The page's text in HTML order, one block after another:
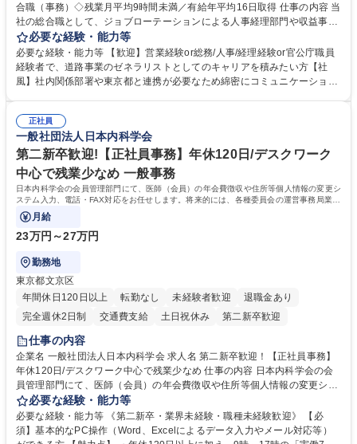
合職（事務）◇残業月平均9時間未満／有給年平均16日取得 仕事の内容 当
社の総合職として、ジョブローテーションによる人事経理部門や収益事業
等のフロント部門の部署等幅広い部署での業務をお任せいたします。研修
制度やキャリア支援が充実しております！ ※下記業務詳細 【業務詳細】■
管理部門：広報、人事、経理など当公社の運営に係る管理業務 ■収益部
門：駐車場の新規開拓、管理運営、新宿駅西口広場の「イベントコーナ
道路施設や道路工事現場の見学ツアー事業 ※入社後は上記いずれかの部門
へ配属。※業務内容変更の範囲：会社の定める業務 募集職種 【都庁グル
ープ】総合職（事務）◇残業月平均9時間未満／有給年平均16日取得
必要な経験・能力等
必要な経験・能力等 【歓迎】営業経験or総務/人事/経理経験or官公庁職員
経験者で、道路事業のゼネラリストとしてのキャリアを積みたい方【社
風】社内関係部署や東京都と連携が必要なため綿密にコミュニケーション
部門など多岐に渡る業務を経験できます。 ■様々なプロジェクト：駐車場
事業の他、新宿駅西口広場内に設置された照明を兼ねた広告「ブライトサ
イン」の管理運営を行うなど、事業収益を生み出す活動を積極的に行って
います。 学歴・資格 学歴：大学院 大学 高専 短大 専修学校 高校 語学力：
資格：
正社員
一般社団法人日本内科学会
第二新卒歓迎!【正社員事務】年休120日/デスクワーク
中心で残業少なめ 一般事務
日本内科学会の会員管理部門にて、医師（会員）の年会費徴収や住所等個人情報の変更シ
ステム入力、電話・FAX対応をお任せします。将来的には、各種委員会の運営事務局業務
などにも幅広く携わっていただきます。
月給
23万円～27万円
勤務地
東京都文京区
年間休日120日以上
転勤なし 未経験者歓迎
退職金あり
完全週休2日制
交通費支給 土日祝休み 第二新卒歓迎
仕事の内容
企業名 一般社団法人日本内科学会 求人名 第二新卒歓迎！【正社員事務】
年休120日/デスクワーク中心で残業少なめ 仕事の内容 日本内科学会の会
員管理部門にて、医師（会員）の年会費徴収や住所等個人情報の変更シス
テム入力、電話・FAX対応をお任せします。将来的には、各種委員会の運
営事務局業務などにも幅広く携わっていただきます。 【会員管理・データ
入力業務】 ・医師（会員）の住所変更、個人情報のシステム登録・更新
必要な経験・能力等
必要な経験・能力等 《第二新卒・業界未経験・職種未経験歓迎》 【必
須】基本的なPC操作（Word、Excelによるデータ入力やメール対応等）